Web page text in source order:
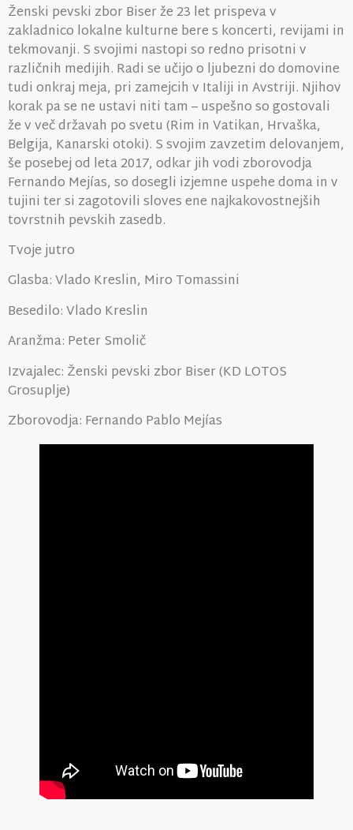
Ženski pevski zbor Biser že 23 let prispeva v
zakladnico lokalne kulturne bere s koncerti, revijami in
tekmovanji. S svojimi nastopi so redno prisotni v
različnih medijih. Radi se učijo o ljubezni do domovine
tudi onkraj meja, pri zamejcih v Italiji in Avstriji. Njihov
korak pa se ne ustavi niti tam – uspešno so gostovali
že v več državah po svetu (Rim in Vatikan, Hrvaška,
Belgija, Kanarski otoki). S svojim zavzetim delovanjem,
še posebej od leta 2017, odkar jih vodi zborovodja
Fernando Mejías, so dosegli izjemne uspehe doma in v
tujini ter si zagotovili sloves ene najkakovostnejših
tovrstnih pevskih zasedb.
Tvoje jutro
Glasba: Vlado Kreslin, Miro Tomassini
Besedilo: Vlado Kreslin
Aranžma: Peter Smolič
Izvajalec: Ženski pevski zbor Biser (KD LOTOS
Grosuplje)
Zborovodja: Fernando Pablo Mejías